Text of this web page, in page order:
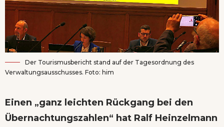
Der Tourismusbericht stand auf der Tagesordnung des
Verwaltungsausschusses. Foto: him
Einen „ganz leichten Rückgang bei den
Übernachtungszahlen“ hat Ralf Heinzelmann